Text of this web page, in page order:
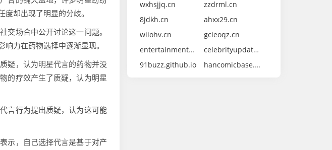
却出现了明显的分歧。
交场合中公开讨论这一问题。
力在药物选择中逐渐显现。
疑，认为明星代言的药物并没
的疗效产生了质疑，认为明星
言行为提出质疑，认为这可能
示，自己选择代言是基于对产
wxhsjjq.cn
zzdrml.cn
8jdkh.cn
ahxx29.cn
wiiohv.cn
gcieoqz.cn
entertainmentdaily.github.io
celebrityupdates.github.io
91buzz.github.io
hancomicbase.github.io